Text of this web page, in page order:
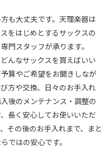
も大丈夫です。天理楽器は
をはじめとするサックスの
門スタッフが承ります。
んなサックスを買えばいい
算やご希望をお聞きしなが
方や交換、日々のお手入れ
後のメンテナンス・調整の
長く安心してお使いいただ
その後のお手入れまで、まと
ではの安心です。